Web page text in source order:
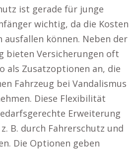
ist gerade für junge
wichtig, da die Kosten
ausfallen können. Neben der
bieten Versicherungen oft
als Zusatzoptionen an, die
Fahrzeug bei Vandalismus
Diese Flexibilität
Erweiterung
B. durch Fahrerschutz und
Die Optionen geben